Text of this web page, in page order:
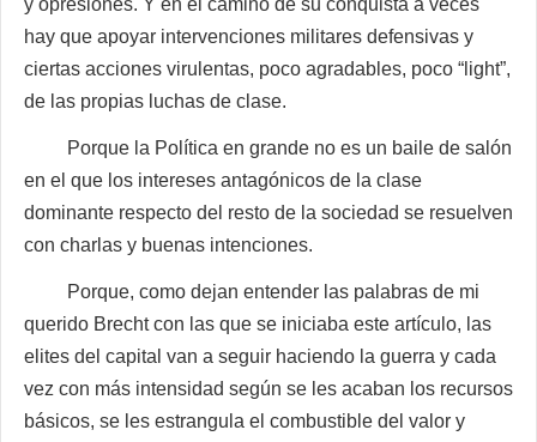
y opresiones. Y en el camino de su conquista a veces
hay que apoyar intervenciones militares defensivas y
ciertas acciones virulentas, poco agradables, poco “light”,
de las propias luchas de clase.
Porque la Política en grande no es un baile de salón
en el que los intereses antagónicos de la clase
dominante respecto del resto de la sociedad se resuelven
con charlas y buenas intenciones.
Porque, como dejan entender las palabras de mi
querido Brecht con las que se iniciaba este artículo, las
elites del capital van a seguir haciendo la guerra y cada
vez con más intensidad según se les acaban los recursos
básicos, se les estrangula el combustible del valor y